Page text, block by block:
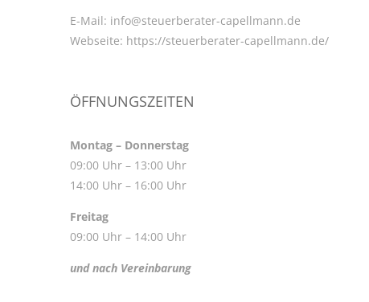
E-Mail: info@steuerberater-capellmann.de
Webseite: https://steuerberater-capellmann.de/
ÖFFNUNGSZEITEN
Montag – Donnerstag
09:00 Uhr – 13:00 Uhr
14:00 Uhr – 16:00 Uhr
Freitag
09:00 Uhr – 14:00 Uhr
und nach Vereinbarung